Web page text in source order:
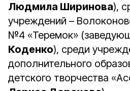
Людмила Ширинова),
учреждений –
№4 «Теремок»
Коденко), среди
дополнительного
детского творчества